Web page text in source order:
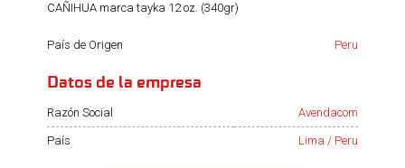
CAÑIHUA marca tayka 12 oz. (340gr)
País de Origen Peru
Datos de la empresa
Razón Social Avendacom
País Lima / Peru